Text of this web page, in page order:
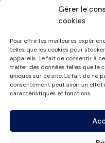
Gérer le
cookies
Pour offrir les meilleures
telles que les cookies pour
appareils. Le fait de consentir à
traiter des données telles que le
uniques sur ce site. Le fait de ne
consentement peut avoir un effet
caractéristiques et fonctions.
Siren :
TVA:
Politique
Conditions